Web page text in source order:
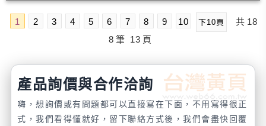
1 2 3 4 5 6 7 8 9 10 下10頁 共 18
8 筆 13 頁
產品詢價與合作洽詢
嗨，想詢價或有問題都可以直接寫在下面，不用寫得很正
式，我們看得懂就好，留下聯絡方式後，我們會盡快回覆